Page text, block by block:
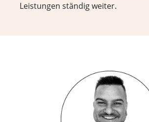
Leistungen ständig weiter.